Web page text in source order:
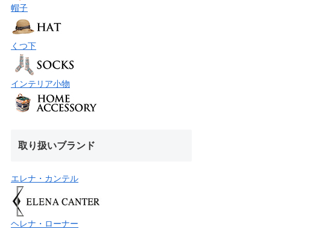
帽子
くつ下
インテリア小物
取り扱いブランド
エレナ・カンテル
ヘレナ・ローナー